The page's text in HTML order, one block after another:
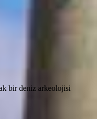
bir deniz arkeolojisi